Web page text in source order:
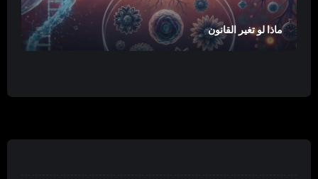
ماذا لو تغير القانون